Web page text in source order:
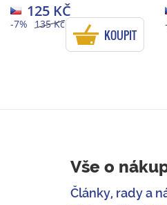
135 Kč
-7%
125 KČ
KOUPIT
Vše o
Články, rady a